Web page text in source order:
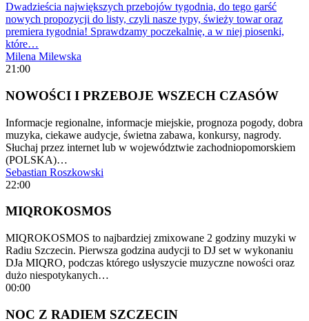
Dwadzieścia największych przebojów tygodnia, do tego garść
nowych propozycji do listy, czyli nasze typy, świeży towar oraz
premiera tygodnia! Sprawdzamy poczekalnię, a w niej piosenki,
które…
Milena Milewska
21:00
NOWOŚCI I PRZEBOJE WSZECH CZASÓW
Informacje regionalne, informacje miejskie, prognoza pogody, dobra
muzyka, ciekawe audycje, świetna zabawa, konkursy, nagrody.
Słuchaj przez internet lub w województwie zachodniopomorskiem
(POLSKA)…
Sebastian Roszkowski
22:00
MIQROKOSMOS
MIQROKOSMOS to najbardziej zmixowane 2 godziny muzyki w
Radiu Szczecin. Pierwsza godzina audycji to DJ set w wykonaniu
DJa MIQRO, podczas którego usłyszycie muzyczne nowości oraz
dużo niespotykanych…
00:00
NOC Z RADIEM SZCZECIN